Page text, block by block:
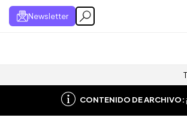
Newsletter
CONTENIDO DE ARCHIVO: